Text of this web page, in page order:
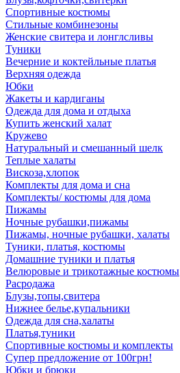
Спортивные костюмы
Стильные комбинезоны
Женские свитера и лонглсливы
Туники
Вечерние и коктейльные платья
Верхняя одежда
Юбки
Жакеты и кардиганы
Одежда для дома и отдыха
Купить женский халат
Кружево
Натуральный и смешанный шелк
Теплые халаты
Вискоза,хлопок
Комплекты для дома и сна
Комплекты/ костюмы для дома
Пижамы
Ночные рубашки,пижамы
Пижамы, ночные рубашки, халаты
Туники, платья, костюмы
Домашние туники и платья
Велюровые и трикотажные костюмы
Расродажа
Блузы,топы,свитера
Нижнее белье,купальники
Одежда для сна,халаты
Платья,туники
Спортивные костюмы и комплекты
Супер предложение от 100грн!
Юбки и брюки